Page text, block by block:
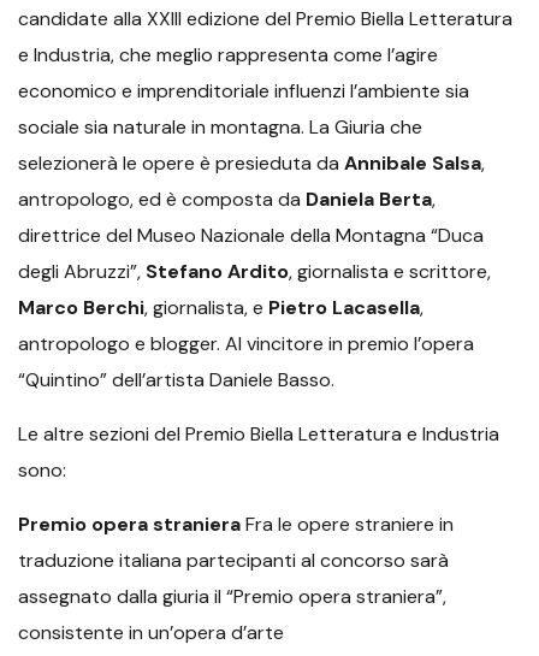
candidate alla XXIII edizione del Premio Biella Letteratura
e Industria, che meglio rappresenta come l’agire
economico e imprenditoriale influenzi l’ambiente sia
sociale sia naturale in montagna. La Giuria che
selezionerà le opere è presieduta da Annibale Salsa,
antropologo, ed è composta da Daniela Berta,
direttrice del Museo Nazionale della Montagna “Duca
degli Abruzzi”, Stefano Ardito, giornalista e scrittore,
Marco Berchi, giornalista, e Pietro Lacasella,
antropologo e blogger. Al vincitore in premio l’opera
“Quintino” dell’artista Daniele Basso.
Le altre sezioni del Premio Biella Letteratura e Industria
sono:
Premio opera stranieraFra le opere straniere in
traduzione italiana partecipanti al concorso sarà
assegnato dalla giuria il “Premio opera straniera”,
consistente in un’opera d’arte